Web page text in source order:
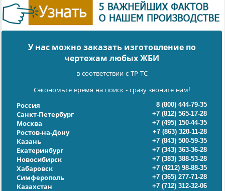
У нас можно заказать изготовление по
чертежам любых ЖБИ
в соответствии с ТР ТС
Сэкономьте время на поиск - сразу звоните нам!
Россия
8 (800) 444-79-35
Санкт-Петербург
+7 (812) 565-17-28
Москва
+7 (495) 150-44-35
Ростов-на-Дону
+7 (863) 320-11-28
Казань
+7 (843) 500-59-35
Екатеринбург
+7 (343) 363-36-28
Новосибирск
+7 (383) 388-53-28
Хабаровск
+7 (4212) 98-88-35
Симферополь
+7 (365) 277-71-28
Казахстан
+7 (712) 312-32-06